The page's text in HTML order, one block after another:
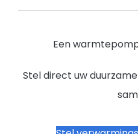
Een
Stel direct uw